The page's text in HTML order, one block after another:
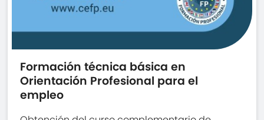
Formación técnica básica en
Orientación Profesional para el
empleo